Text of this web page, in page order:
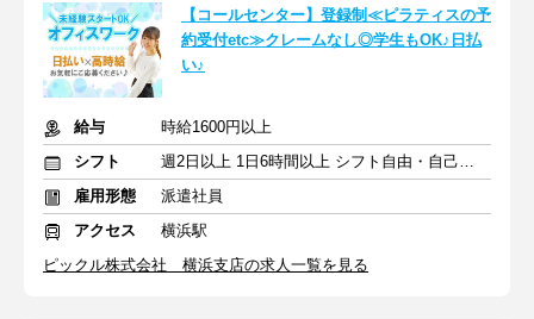
【コールセンター】登録制≪ピラティスの予
約受付etc≫クレームなし◎学生もOK♪日払
い♪
給与
時給1600円以上
シフト
週2日以上 1日6時間以上 シフト自由・自己申告
雇用形態
派遣社員
アクセス
横浜駅
ピックル株式会社 横浜支店の求人一覧を見る